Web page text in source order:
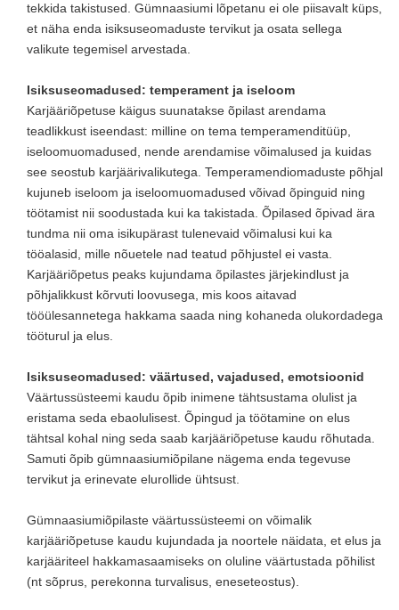
tekkida takistused. Gümnaasiumi lõpetanu ei ole piisavalt küps,
et näha enda isiksuseomaduste tervikut ja osata sellega
valikute tegemisel arvestada.
Isiksuseomadused: temperament ja iseloom
Karjääriõpetuse käigus suunatakse õpilast arendama
teadlikkust iseendast: milline on tema temperamenditüüp,
iseloomuomadused, nende arendamise võimalused ja kuidas
see seostub karjäärivalikutega. Temperamendiomaduste põhjal
kujuneb iseloom ja iseloomuomadused võivad õpinguid ning
töötamist nii soodustada kui ka takistada. Õpilased õpivad ära
tundma nii oma isikupärast tulenevaid võimalusi kui ka
tööalasid, mille nõuetele nad teatud põhjustel ei vasta.
Karjääriõpetus peaks kujundama õpilastes järjekindlust ja
põhjalikkust kõrvuti loovusega, mis koos aitavad
tööülesannetega hakkama saada ning kohaneda olukordadega
tööturul ja elus.
Isiksuseomadused: väärtused, vajadused, emotsioonid
Väärtussüsteemi kaudu õpib inimene tähtsustama olulist ja
eristama seda ebaolulisest. Õpingud ja töötamine on elus
tähtsal kohal ning seda saab karjääriõpetuse kaudu rõhutada.
Samuti õpib gümnaasiumiõpilane nägema enda tegevuse
tervikut ja erinevate elurollide ühtsust.
Gümnaasiumiõpilaste väärtussüsteemi on võimalik
karjääriõpetuse kaudu kujundada ja noortele näidata, et elus ja
karjääriteel hakkamasaamiseks on oluline väärtustada põhilist
(nt sõprus, perekonna turvalisus, eneseteostus).